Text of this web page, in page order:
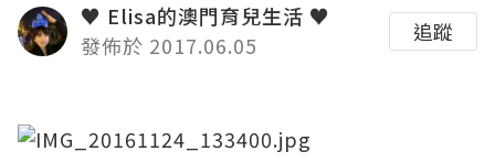
♥ Elisa的澳門育兒生活 ♥
發佈於 2017.06.05
追蹤